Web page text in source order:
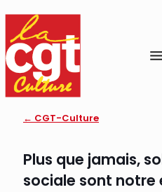
← CGT-Culture
Plus que jamais,
sociale sont notre